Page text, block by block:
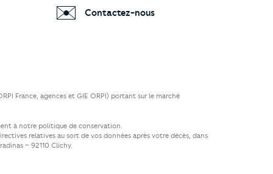
✉️ Contactez-nous
France, agences et GIE ORPI) portant sur le marché
à notre politique de conservation.
relatives au sort de vos données après votre décès, dans
– 92110 Clichy.